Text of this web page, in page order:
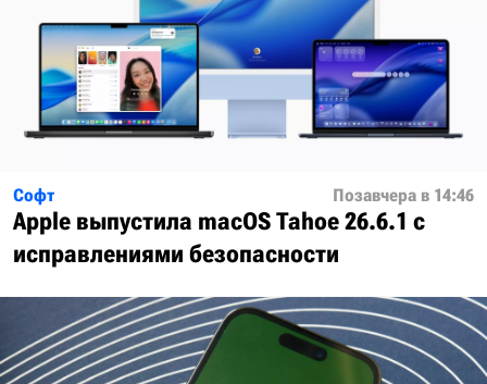
Софт Позавчера в 14:46
Apple выпустила macOS Tahoe 26.6.1 с
исправлениями безопасности